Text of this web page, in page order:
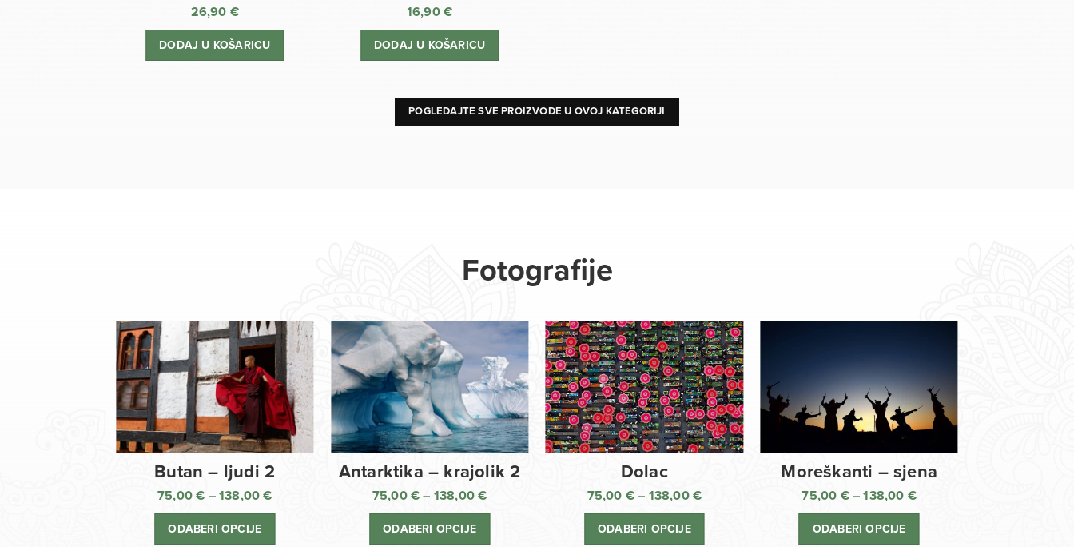
26,90 €
DODAJ U KOŠARICU
16,90€
DODAJ U KOŠARICU
POGLEDAJTE SVE PROIZVODE U OVOJ KATEGORIJI
Fotografije
Butan – ljudi 2
75,00€ – 138,00€
ODABERI OPCIJE
Antarktika – krajolik 2
75,00 € – 138,00€
ODABERI OPCIJE
Dolac
75,00 € – 138,00 €
cijena:
ODABERI OPCIJE
Moreškanti – sjena
75,00 € – 138,00 €Raspon
cijena:
ODABERI OPCIJE